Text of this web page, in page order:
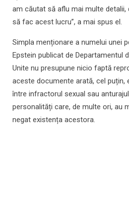
am căutat să aflu mai multe detalii,
să fac acest lucru”, a mai spus el.
Simpla menționare a numelui unei
Epstein publicat de Departamentul
Unite nu presupune nicio faptă
aceste documente arată, cel puțin,
între infractorul sexual sau
personalități care, de multe ori, au
negat existența acestora.